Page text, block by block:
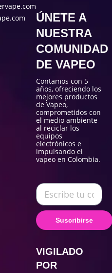
ÚNETE A
NUESTRA
COMUNIDAD
DE VAPEO
Contamos con 5
años, ofreciendo los
mejores productos
de Vapeo,
comprometidos con
el medio ambiente
al reciclar los
equipos
electrónicos e
impulsando el
vapeo en Colombia.
Suscribirse
VIGILADO
POR